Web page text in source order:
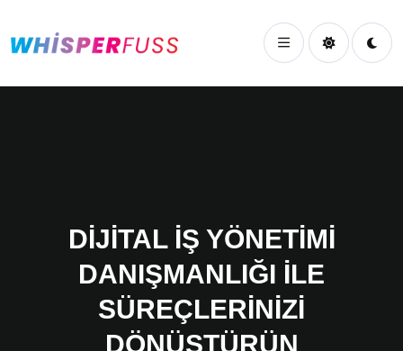
DIJITAL İŞ YÖNETIMI
DANIŞMANLIĞI ILE
SÜREÇLERINIZI
DÖNÜŞTÜRÜN